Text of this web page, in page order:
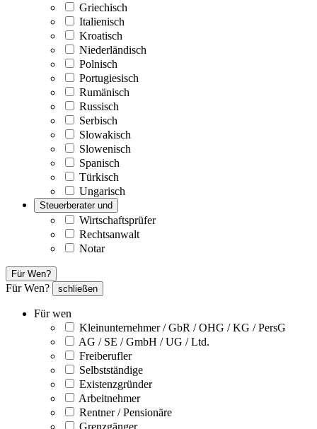
Griechisch
Italienisch
Kroatisch
Niederländisch
Polnisch
Portugiesisch
Rumänisch
Russisch
Serbisch
Slowakisch
Slowenisch
Spanisch
Türkisch
Ungarisch
Steuerberater und
Wirtschaftsprüfer
Rechtsanwalt
Notar
Für Wen?
Für Wen? schließen
Für wen
Kleinunternehmer / GbR / OHG / KG / PersG
AG / SE / GmbH / UG / Ltd.
Freiberufler
Selbstständige
Existenzgründer
Arbeitnehmer
Rentner / Pensionäre
Grenzgänger